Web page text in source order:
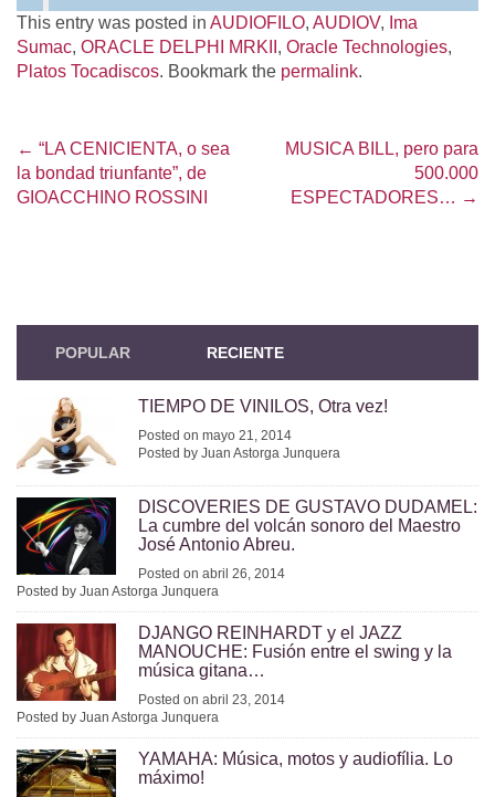
This entry was posted in AUDIOFILO, AUDIOV, Ima
Sumac, ORACLE DELPHI MRKII , Oracle Technologies,
Platos Tocadiscos. Bookmark the permalink.
Post navigation
← “LA CENICIENTA, o sea
la bondad triunfante”, de
GIOACCHINO ROSSINI
MUSICA BILL, pero para
500.000
ESPECTADORES… →
POPULAR RECIENTE
TIEMPO DE VINILOS, Otra vez!
Posted on mayo 21, 2014
Posted by Juan Astorga Junquera
DISCOVERIES DE GUSTAVO DUDAMEL:
La cumbre del volcán sonoro del Maestro
José Antonio Abreu.
Posted on abril 26, 2014
Posted by Juan Astorga Junquera
DJANGO REINHARDT y el JAZZ
MANOUCHE: Fusión entre el swing y la
música gitana…
Posted on abril 23, 2014
Posted by Juan Astorga Junquera
YAMAHA: Música, motos y audiofília. Lo
máximo!